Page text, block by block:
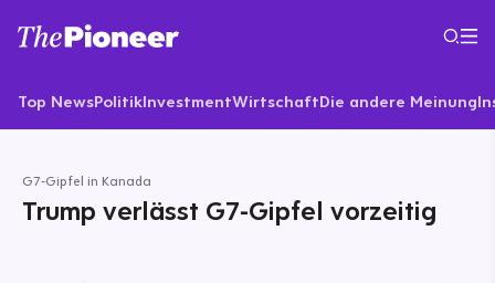
Top NewsPolitikInvestmentWirtschaftDie andere Meinung
G7-Gipfel in Kanada
Trump verlässt G7-Gipfel vorzeitig